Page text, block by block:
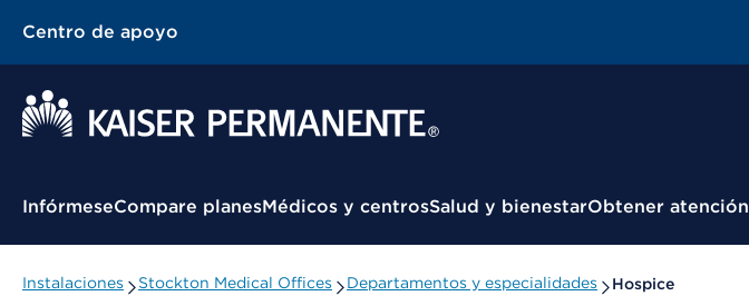
Centro de apoyo
Menú contextual
InfórmeseCompare planesMédicos y centrosSalud y bienestarObtener atención
Instalaciones Stockton Medical Offices Departamentos y especialidades Hospice